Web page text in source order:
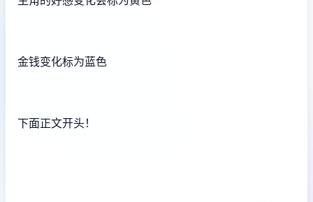
金钱变化标为蓝色
下面正文开头！